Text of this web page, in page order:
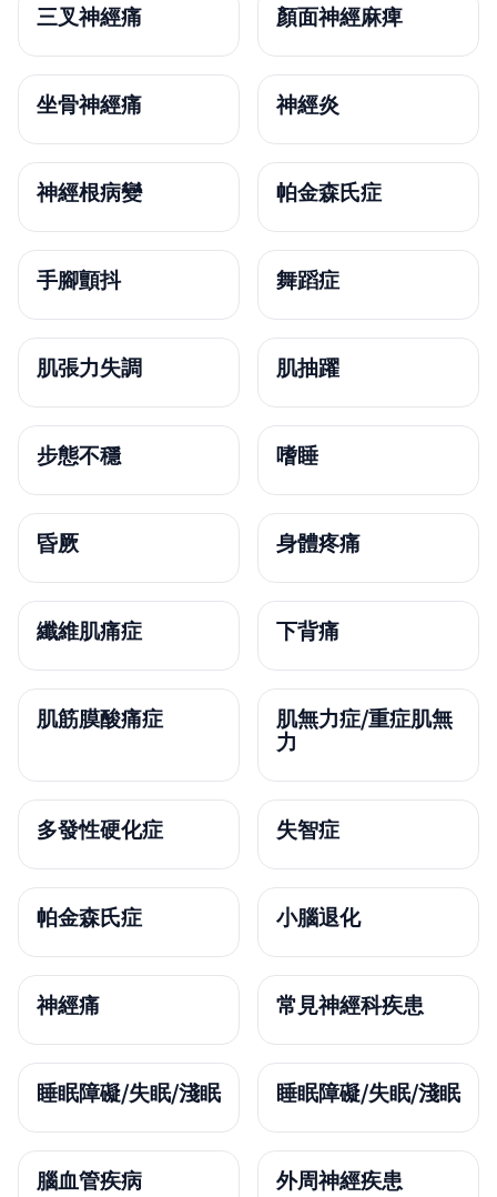
三叉神經痛 顏面神經麻痺
坐骨神經痛 神經炎
神經根病變 帕金森氏症
手腳顫抖 舞蹈症
肌張力失調 肌抽躍
步態不穩 嗜睡
昏厥 身體疼痛
纖維肌痛症 下背痛
肌筋膜酸痛症
肌無力症/重症肌無
力
多發性硬化症 失智症
帕金森氏症 小腦退化
神經痛 常見神經科疾患
睡眠障礙/失眠/淺眠 睡眠障礙/失眠/淺眠
腦血管疾病 外周神經疾患